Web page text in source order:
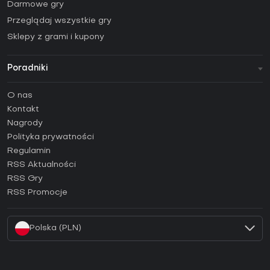
Darmowe gry
Przeglądaj wszystkie gry
Sklepy z grami i kupony
Poradniki
Poradniki
Jak aktywować klucz Steam (CD Key)?
Jak aktywować klucz Epic Games (CD Key)?
Jak aktywować klucz GOG (CD Key)?
Jak aktywować klucz Ubisoft Connect (CD Key)?
O nas
Kontakt
Nagrody
Polityka prywatności
Regulamin
RSS Aktualności
RSS Gry
RSS Promocje
Polska (PLN)